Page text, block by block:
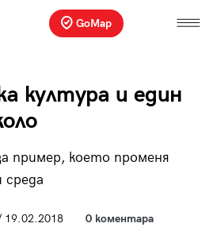
GoMap
култура и един
пример, което променя
среда
0 коментара